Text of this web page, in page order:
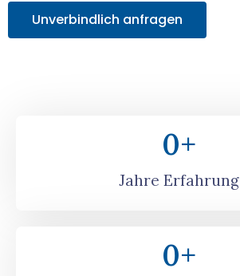
Unverbindlich anfragen
Jahre Erfahrung
0+
0+